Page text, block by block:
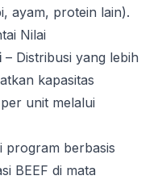
ayam, protein lain).
Nilai
– Distribusi yang lebih
kapasitas
unit melalui
program berbasis
BEEF di mata